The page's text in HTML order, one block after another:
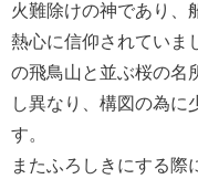
火難除けの神であり、
熱心に信仰されていま
の飛鳥山と並ぶ桜の名
し異なり、構図の為に
す。
またふろしきにする際